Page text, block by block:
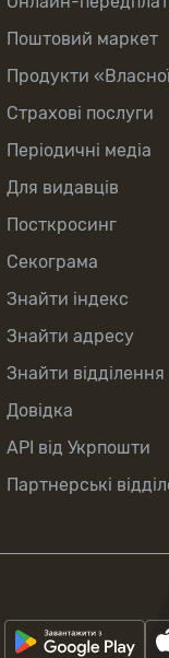
Поштовий маркет
Продукти
Страхові послуги
Періодичні медіа
Для видавців
Посткросинг
Секограма
Знайти індекс
Знайти адресу
Знайти відділення
Довідка
API від Укрпошти
Партнерські